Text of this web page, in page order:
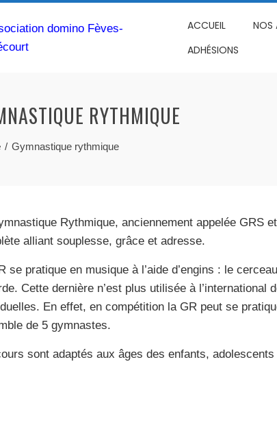
ACCUEIL NOS
ADHÉSIONS
RYTHMIQUE
Gymnastique rythmique
Rythmique, anciennement appelée GRS
alliant souplesse, grâce et adresse.
se pratique en musique à l’aide d’engins : le
Cette dernière n’est plus utilisée à l’international
En effet, en compétition la GR peut se
de 5 gymnastes.
sont adaptés aux âges des enfants,